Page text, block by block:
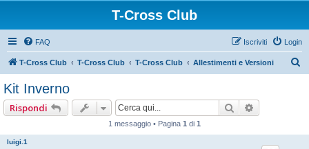
T-Cross Club
FAQ Login
Iscriviti
T-Cross Club T-Cross Club T-Cross Club Allestimenti e Versioni
Kit Inverno
Rispondi Cerca
1 messaggio • Pagina 1 di 1
luigi.1